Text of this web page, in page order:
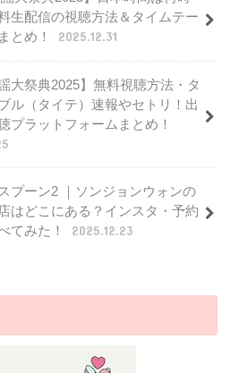
生配信の視聴方法＆タイムテー
とめ！
2025.12.31
大祭典2025】無料視聴方法・タ
ル（タイテ）速報やセトリ！出
プラットフォームまとめ！
プーン2 ｜ソンジョンウォンの
はどこにある？インスタ・予約
てみた！
2025.12.23